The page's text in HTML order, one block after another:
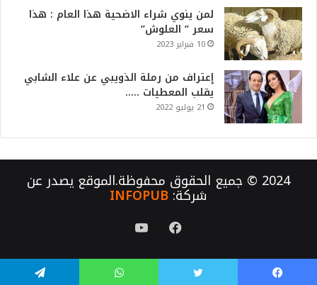
لمن ينوي شراء الاضحية هذا العام : هذا
سعر ” العلوش”
10 فبراير 2023
إعتراف من رملة الذويبي عن علاء الشابي
يقلب المعطيات …..
21 يوليو 2022
2024 © جميع الحقوق محفوظة.الموقع يصدر عن
شركة:INFOPUB
فيسبوكيوتيوب